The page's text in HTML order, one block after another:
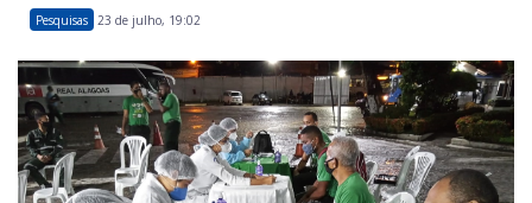
Pesquisas 23 de julho, 19:02